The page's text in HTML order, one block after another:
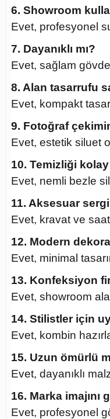
6. Showroom
Evet, profesyonel
7. Dayanıklı mı?
Evet, sağlam
8. Alan tasarrufu
Evet, kompakt
9. Fotoğraf
Evet, estetik siluet
10. Temizliği kolay
Evet, nemli bezle
11. Aksesuar
Evet, kravat ve
12. Modern
Evet, minimal
13. Konfeksiyon
Evet, showroom
14. Stilistler için
Evet, kombin
15. Uzun ömürlü
Evet, dayanıklı
16. Marka imajını
Evet, profesyonel